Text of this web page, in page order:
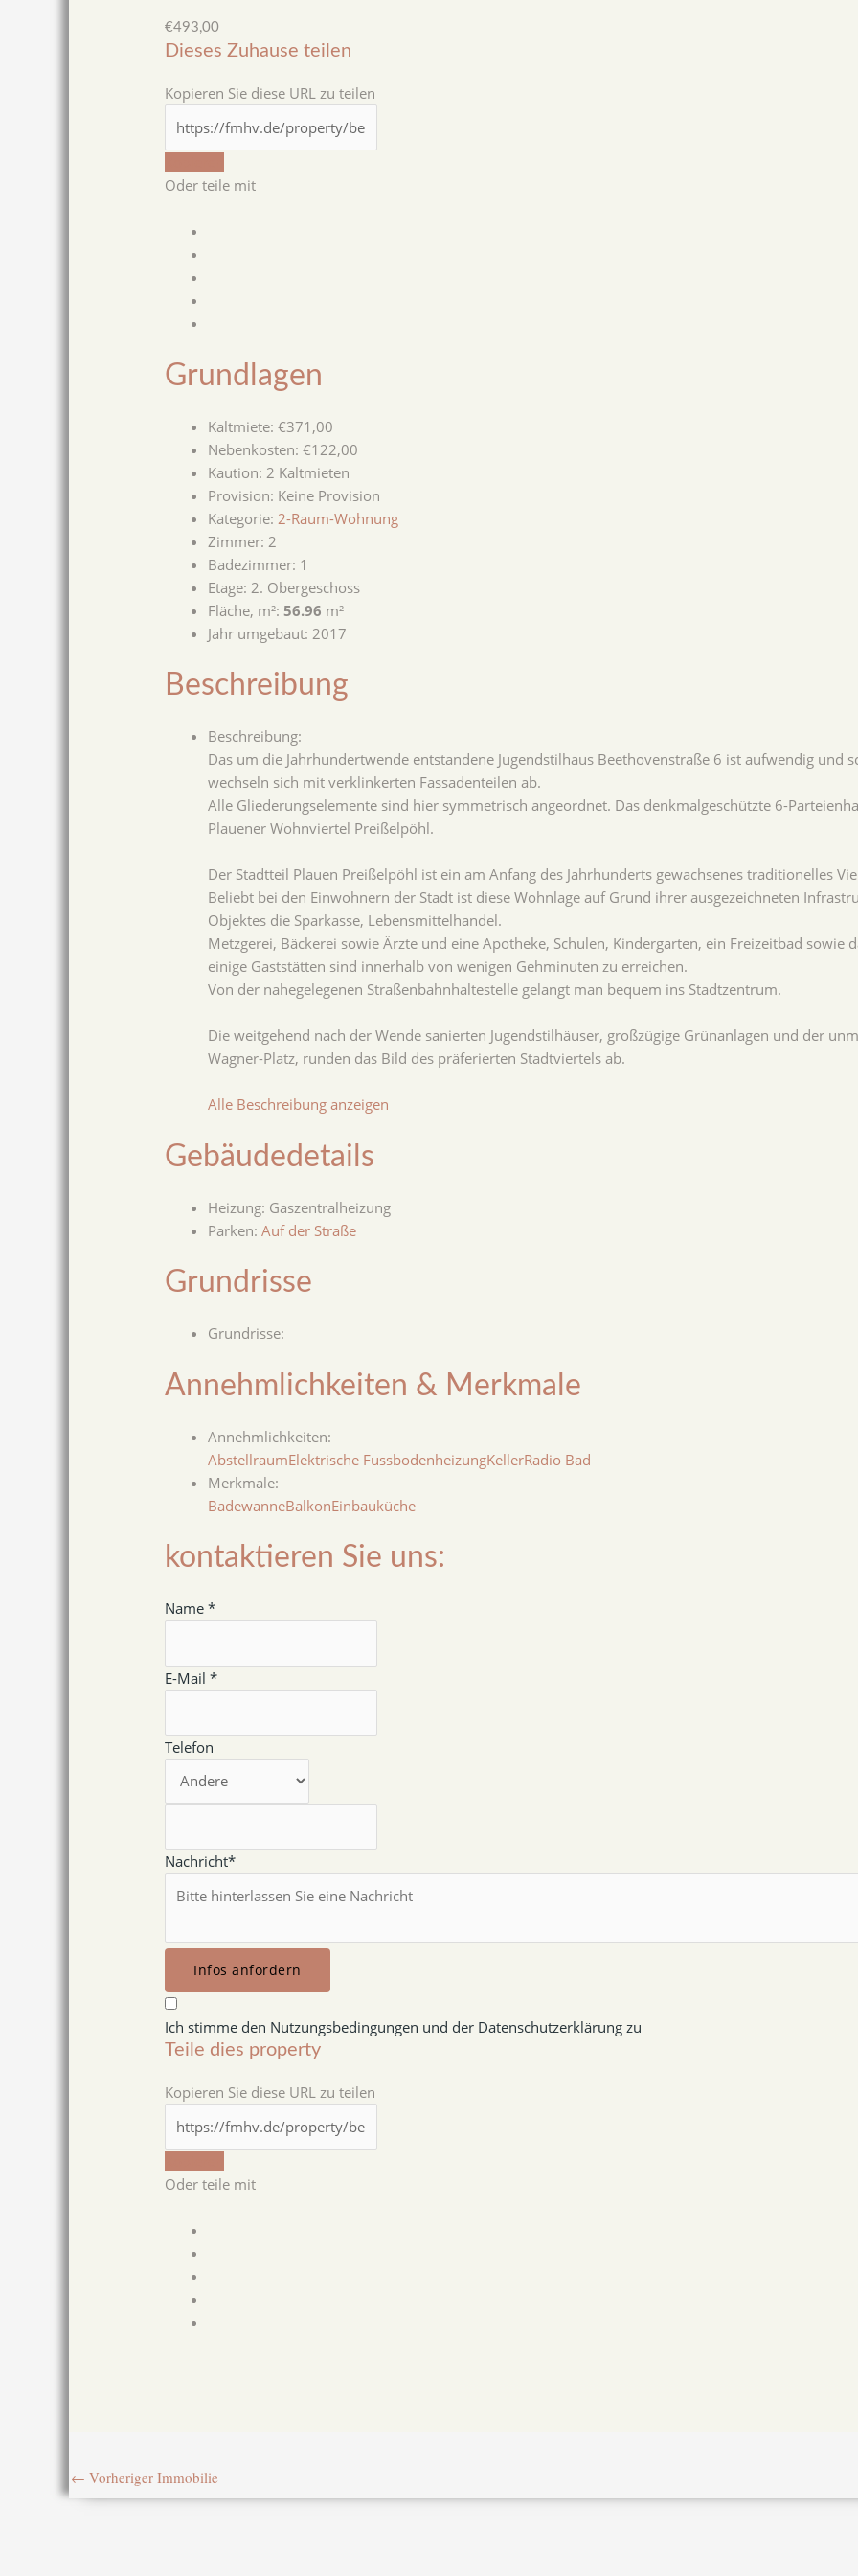
€493,00
Dieses Zuhause teilen
Kopieren Sie diese URL zu teilen
Oder teile mit
Grundlagen
Kaltmiete: €371,00
Nebenkosten: €122,00
Kaution: 2 Kaltmieten
Provision: Keine Provision
Kategorie: 2-Raum-Wohnung
Zimmer: 2
Badezimmer: 1
Etage: 2. Obergeschoss
Fläche, m²: 56.96 m²
Jahr umgebaut: 2017
Beschreibung
Beschreibung:
Das um die Jahrhundertwende entstandene Jugendstilhaus Beethovenstraße 6 ist aufwendig und
wechseln sich mit verklinkerten Fassadenteilen ab.
Alle Gliederungselemente sind hier symmetrisch angeordnet. Das denkmalgeschützte 6-
Plauener Wohnviertel Preißelpöhl.
Der Stadtteil Plauen Preißelpöhl ist ein am Anfang des Jahrhunderts gewachsenes traditionelles
Beliebt bei den Einwohnern der Stadt ist diese Wohnlage auf Grund ihrer ausgezeichneten
Objektes die Sparkasse, Lebensmittelhandel.
Metzgerei, Bäckerei sowie Ärzte und eine Apotheke, Schulen, Kindergarten, ein Freizeitbad sowie
einige Gaststätten sind innerhalb von wenigen Gehminuten zu erreichen.
Von der nahegelegenen Straßenbahnhaltestelle gelangt man bequem ins Stadtzentrum.
Die weitgehend nach der Wende sanierten Jugendstilhäuser, großzügige Grünanlagen und der
Wagner-Platz, runden das Bild des präferierten Stadtviertels ab.
Alle Beschreibung anzeigen
Gebäudedetails
Heizung: Gaszentralheizung
Parken: Auf der Straße
Grundrisse
Grundrisse:
Annehmlichkeiten & Merkmale
Annehmlichkeiten:
AbstellraumElektrische FussbodenheizungKellerRadio Bad
Merkmale:
BadewanneBalkonEinbauküche
Name *
E-Mail *
Telefon
Nachricht*
Infos anfordern
Ich stimme den Nutzungsbedingungen und der Datenschutzerklärung zu
Teile dies property
Kopieren Sie diese URL zu teilen
Oder teile mit
← Vorheriger Immobilie